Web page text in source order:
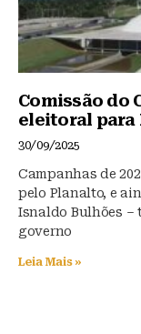
Comissão do
eleitoral para
30/09/2025
Campanhas de
pelo Planalto, e
Isnaldo Bulhões –
governo
Leia Mais »